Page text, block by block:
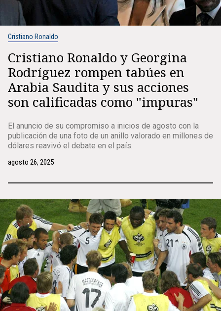
Cristiano Ronaldo
Cristiano Ronaldo y Georgina
Rodríguez rompen tabúes en
Arabia Saudita y sus acciones
son calificadas como "impuras"
El anuncio de su compromiso a inicios de agosto con la
publicación de una foto de un anillo valorado en millones de
dólares reavivó el debate en el país.
agosto 26, 2025